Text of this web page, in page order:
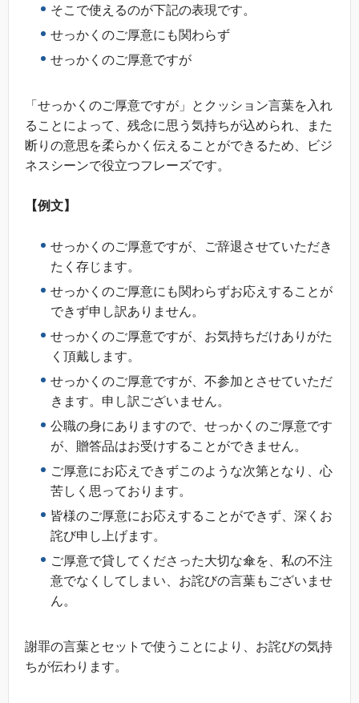
そこで使えるのが下記の表現です。
せっかくのご厚意にも関わらず
せっかくのご厚意ですが
「せっかくのご厚意ですが」とクッション言葉を入れ
ることによって、残念に思う気持ちが込められ、また
断りの意思を柔らかく伝えることができるため、ビジ
ネスシーンで役立つフレーズです。
【例文】
せっかくのご厚意ですが、ご辞退させていただき
たく存じます。
せっかくのご厚意にも関わらずお応えすることが
できず申し訳ありません。
せっかくのご厚意ですが、お気持ちだけありがた
く頂戴します。
せっかくのご厚意ですが、不参加とさせていただ
きます。申し訳ございません。
公職の身にありますので、せっかくのご厚意です
が、贈答品はお受けすることができません。
ご厚意にお応えできずこのような次第となり、心
苦しく思っております。
皆様のご厚意にお応えすることができず、深くお
詫び申し上げます。
ご厚意で貸してくださった大切な傘を、私の不注
意でなくしてしまい、お詫びの言葉もございませ
ん。
謝罪の言葉とセットで使うことにより、お詫びの気持
ちが伝わります。